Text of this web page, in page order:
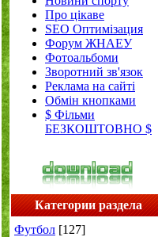
Про цікаве
SEO Оптимізация
Форум ЖНАЕУ
Фотоальбоми
Зворотний зв'язок
Реклама на сайті
Обмін кнопками
$ Фільми
БЕЗКОШТОВНО $
Категории раздела
Футбол [127]